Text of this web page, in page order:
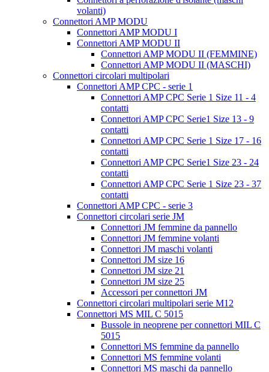
volanti)
Connettori AMP MODU
Connettori AMP MODU I
Connettori AMP MODU II
Connettori AMP MODU II (FEMMINE)
Connettori AMP MODU II (MASCHI)
Connettori circolari multipolari
Connettori AMP CPC - serie 1
Connettori AMP CPC Serie 1 Size 11 - 4
contatti
Connettori AMP CPC Serie1 Size 13 - 9
contatti
Connettori AMP CPC Serie 1 Size 17 - 16
contatti
Connettori AMP CPC Serie1 Size 23 - 24
contatti
Connettori AMP CPC Serie 1 Size 23 - 37
contatti
Connettori AMP CPC - serie 3
Connettori circolari serie JM
Connettori JM femmine da pannello
Connettori JM femmine volanti
Connettori JM maschi volanti
Connettori JM size 16
Connettori JM size 21
Connettori JM size 25
Accessori per connettori JM
Connettori circolari multipolari serie M12
Connettori MS MIL C 5015
Bussole in neoprene per connettori MIL C
5015
Connettori MS femmine da pannello
Connettori MS femmine volanti
Connettori MS maschi da pannello